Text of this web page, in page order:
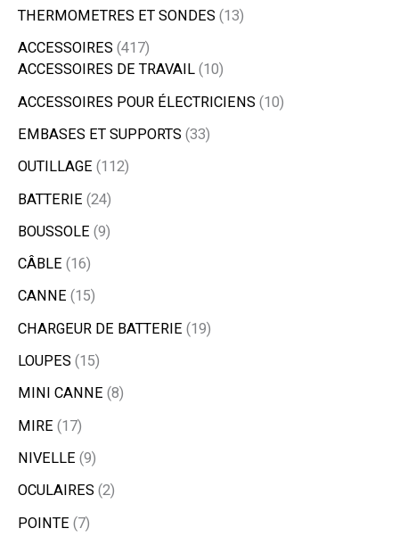
THERMOMETRES ET SONDES 13
ACCESSOIRES 417
ACCESSOIRES DE TRAVAIL 10
ACCESSOIRES POUR ÉLECTRICIENS 10
EMBASES ET SUPPORTS 33
OUTILLAGE 112
BATTERIE 24
BOUSSOLE 9
CÂBLE 16
CANNE 15
CHARGEUR DE BATTERIE 19
LOUPES 15
MINI CANNE 8
MIRE 17
NIVELLE 9
OCULAIRES 2
POINTE 7